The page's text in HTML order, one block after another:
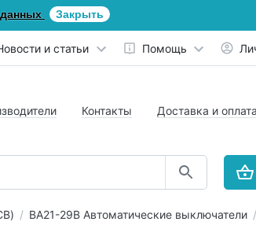
Закрыть
и статьи Помощь
Контакты Доставка и оплата
ВА21-29В Автоматические выключатели